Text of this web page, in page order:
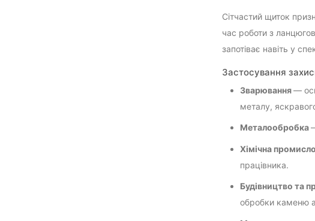
Сітчастий щиток
час роботи з
запотіває навіть у
Застосування
Зварювання—
металу,
Металообробка
Хімічна
працівника.
Будівництво та
обробки каменю